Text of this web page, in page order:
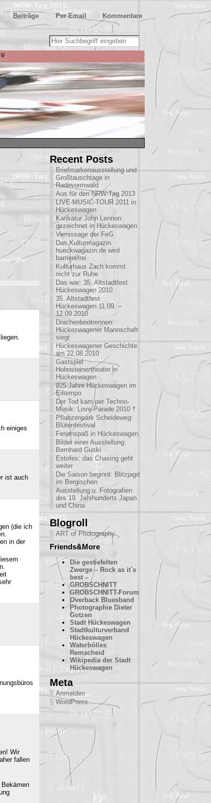
Kommentare
Per Email
Beiträge
einiges
ist auch
(die ich
in der
Wir
fallen
Recent Posts
Briefmarkenausstellung und
Großtauschtage in
Radevormwald
Aus für den NRW-Tag 2013
LIVE-MUSIC-TOUR 2011 in
Hückeswagen
Karikatur John Lennon:
gezeichnet in Hückeswagen
Vernissage der FeG
Das Kulturmagazin
hueckwagazin.de wird
barrierefrei
Kulturhaus Zach kommt
nicht zur Ruhe
Das war: 35. Altstadtfest
Hückeswagen 2010
35. Altstadtfest
Hückeswagen 11.09. –
12.09.2010
Drachenbootrennen:
Hückeswagener Mannschaft
siegt
Hückeswagener Geschichte
am 22.08.2010
Gastspiel
Hohnsteinertheater in
Hückeswagen
925 Jahre Hückeswagen im
Eiltempo
Der Tod kam per Techno-
Musik: Love-Parade 2010 †
Pflanzenpark Scheideweg:
Blütenfestival
Ferienspaß in Hückeswagen
Bilder einer Ausstellung:
Bernhard Guski
Estofex: das Chasing geht
weiter
Die Saison beginnt: Blitzjagd
im Bergischen
Ausstellung u. Fotografien
des 19. Jahrhunderts Japan
und China
Blogroll
ART of Photography
Friends&More
Die gestiefelten
Zwerge – Rock as it´s
best –
GROBSCHNITT
GROBSCHNITT-Forum
Overback Bluesband
Photographie Dieter
Gotzen
Stadt Hückeswagen
Stadtkulturverband
Hückeswagen
Waterbölles
Remscheid
Wikipedia der Stadt
Hückeswagen
Meta
Anmelden
WordPress